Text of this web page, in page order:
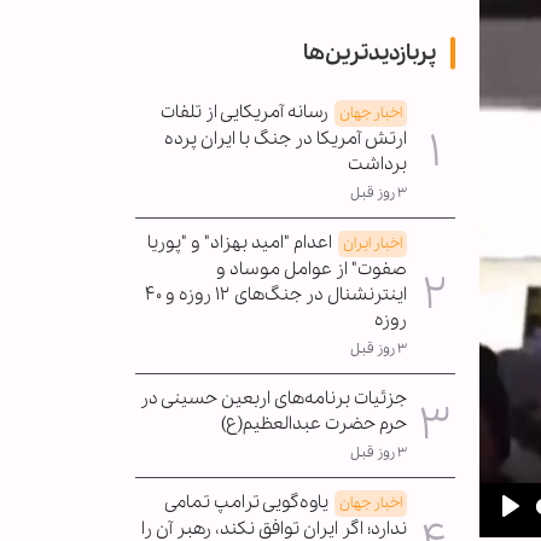
پربازدیدترین‌ها
اخبار جهان رسانه آمریکایی از تلفات
ارتش آمریکا در جنگ با ایران پرده
برداشت
۳ روز قبل
اخبار ایران اعدام "امید بهزاد" و "پوریا
صفوت" از عوامل موساد و
اینترنشنال در جنگ‌های ۱۲ روزه و ۴۰
روزه
۳ روز قبل
جزئیات برنامه‌های اربعین حسینی در
حرم حضرت عبدالعظیم(ع)
۳ روز قبل
اخبار جهان یاوه‌گویی ترامپ تمامی
ندارد؛ اگر ایران توافق نکند، رهبر آن را